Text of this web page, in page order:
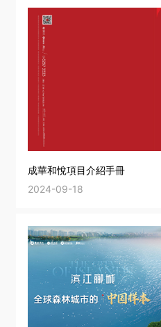
成華和悅項目介紹手冊
2024-09-18